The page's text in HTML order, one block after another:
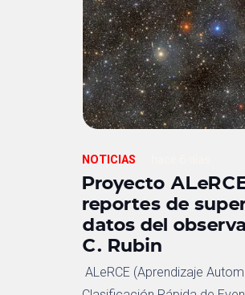
NOTICIAS
Proyecto
reportes de
datos del
C. Rubin
ALeRCE (Aprendizaje